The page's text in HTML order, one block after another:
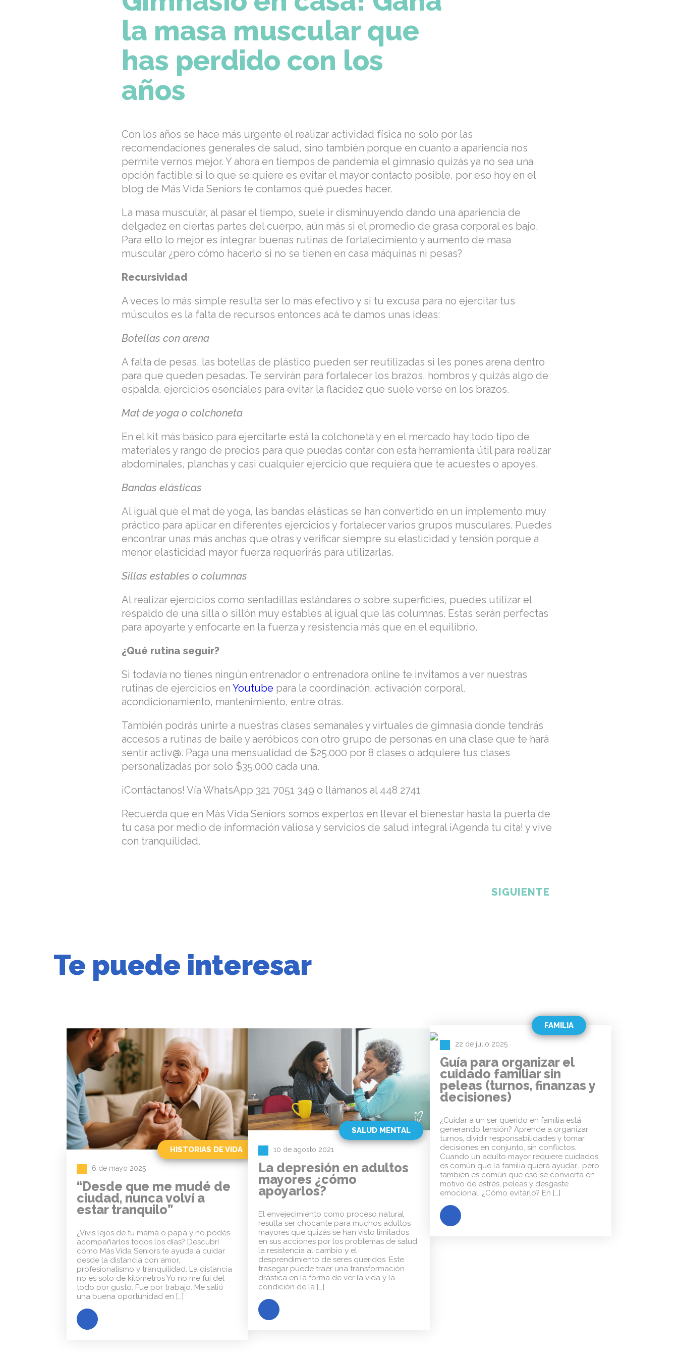
la masa muscular que
has perdido con los
años
Con los años se hace más urgente el realizar actividad física no solo por las
recomendaciones generales de salud, sino también porque en cuanto a apariencia nos
permite vernos mejor. Y ahora en tiempos de pandemia el gimnasio quizás ya no sea una
opción factible si lo que se quiere es evitar el mayor contacto posible, por eso hoy en el
blog de Más Vida Seniors te contamos qué puedes hacer.
La masa muscular, al pasar el tiempo, suele ir disminuyendo dando una apariencia de
delgadez en ciertas partes del cuerpo, aún más si el promedio de grasa corporal es bajo.
Para ello lo mejor es integrar buenas rutinas de fortalecimiento y aumento de masa
muscular ¿pero cómo hacerlo si no se tienen en casa máquinas ni pesas?
Recursividad
A veces lo más simple resulta ser lo más efectivo y si tu excusa para no ejercitar tus
músculos es la falta de recursos entonces acá te damos unas ideas:
Botellas con arena
A falta de pesas, las botellas de plástico pueden ser reutilizadas si les pones arena dentro
para que queden pesadas. Te servirán para fortalecer los brazos, hombros y quizás algo de
espalda, ejercicios esenciales para evitar la flacidez que suele verse en los brazos.
Mat de yoga o colchoneta
En el kit más básico para ejercitarte está la colchoneta y en el mercado hay todo tipo de
materiales y rango de precios para que puedas contar con esta herramienta útil para realizar
abdominales, planchas y casi cualquier ejercicio que requiera que te acuestes o apoyes.
Bandas elásticas
Al igual que el mat de yoga, las bandas elásticas se han convertido en un implemento muy
práctico para aplicar en diferentes ejercicios y fortalecer varios grupos musculares. Puedes
encontrar unas más anchas que otras y verificar siempre su elasticidad y tensión porque a
menor elasticidad mayor fuerza requerirás para utilizarlas.
Sillas estables o columnas
Al realizar ejercicios como sentadillas estándares o sobre superficies, puedes utilizar el
respaldo de una silla o sillón muy estables al igual que las columnas. Estas serán perfectas
para apoyarte y enfocarte en la fuerza y resistencia más que en el equilibrio.
¿Qué rutina seguir?
Si todavía no tienes ningún entrenador o entrenadora online te invitamos a ver nuestras
rutinas de ejercicios en Youtube para la coordinación, activación corporal,
acondicionamiento, mantenimiento, entre otras.
También podrás unirte a nuestras clases semanales y virtuales de gimnasia donde tendrás
accesos a rutinas de baile y aeróbicos con otro grupo de personas en una clase que te hará
sentir activ@. Paga una mensualidad de $25.000 por 8 clases o adquiere tus clases
personalizadas por solo $35.000 cada una.
¡Contáctanos! Vía WhatsApp 321 7051 349 o llámanos al 448 2741
Recuerda que en Más Vida Seniors somos expertos en llevar el bienestar hasta la puerta de
tu casa por medio de información valiosa y servicios de salud integral ¡Agenda tu cita! y vive
con tranquilidad.
SIGUIENTE
Te puede interesar
HISTORIAS DE VIDA
6 de mayo 2025
“Desde que me mudé de
ciudad, nunca volví a
estar tranquilo”
¿Vivís lejos de tu mamá o papá y no podés
acompañarlos todos los días? Descubrí
cómo Más Vida Seniors te ayuda a cuidar
desde la distancia con amor,
profesionalismo y tranquilidad. La distancia
no es solo de kilómetros Yo no me fui del
todo por gusto. Fue por trabajo. Me salió
una buena oportunidad en […]
SALUD MENTAL
10 de agosto 2021
La depresión en adultos
mayores ¿cómo
apoyarlos?
El envejecimiento como proceso natural
resulta ser chocante para muchos adultos
mayores que quizás se han visto limitados
en sus acciones por los problemas de salud,
la resistencia al cambio y el
desprendimiento de seres queridos. Este
trasegar puede traer una transformación
drástica en la forma de ver la vida y la
condición de la […]
FAMILIA
22 de julio 2025
Guía para organizar el
cuidado familiar sin
peleas (turnos, finanzas y
decisiones)
¿Cuidar a un ser querido en familia está
generando tensión? Aprende a organizar
turnos, dividir responsabilidades y tomar
decisiones en conjunto, sin conflictos.
Cuando un adulto mayor requiere cuidados,
es común que la familia quiera ayudar… pero
también es común que eso se convierta en
motivo de estrés, peleas y desgaste
emocional. ¿Cómo evitarlo? En […]